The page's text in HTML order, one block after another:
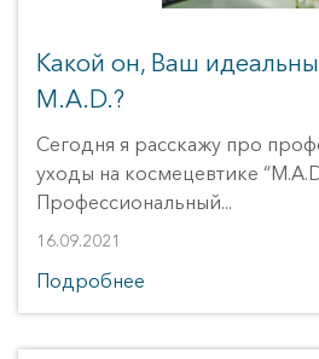
..удалить сосудистые звездочки
..улучшить качество кожи
..четкий овал лица
..красивые губы
..убрать носогубную складку
..убрать синяки под глазами
..красивые и здоровые волосы
Какой он, Ваш
M.A.D.?
Сегодня я расскажу про
уходы на космецевтике
Профессиональный...
16.09.2021
Подробнее